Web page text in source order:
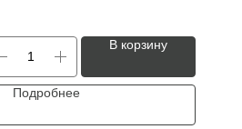
В корзину
Подробнее